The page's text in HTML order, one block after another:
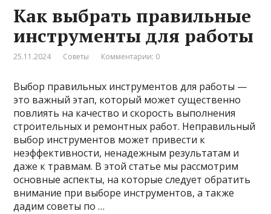
Как выбрать правильные
инструменты для работы
25.11.2024 Советы Комментарии: 0
Выбор правильных инструментов для работы —
это важный этап, который может существенно
повлиять на качество и скорость выполнения
строительных и ремонтных работ. Неправильный
выбор инструментов может привести к
неэффективности, ненадежным результатам и
даже к травмам. В этой статье мы рассмотрим
основные аспекты, на которые следует обратить
внимание при выборе инструментов, а также
дадим советы по …